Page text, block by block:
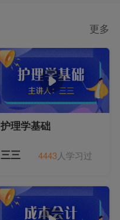
更多
护理学基础
三三 4443人学习过